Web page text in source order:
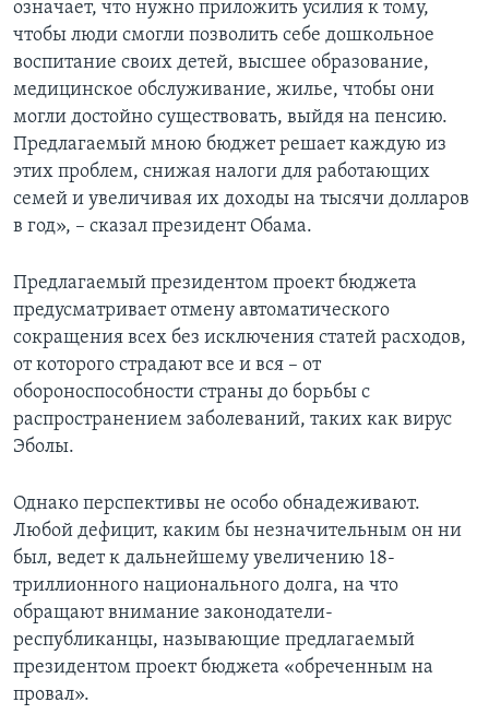
означает, что нужно приложить усилия к тому,
чтобы люди смогли позволить себе дошкольное
воспитание своих детей, высшее образование,
медицинское обслуживание, жилье, чтобы они
могли достойно существовать, выйдя на пенсию.
Предлагаемый мною бюджет решает каждую из
этих проблем, снижая налоги для работающих
семей и увеличивая их доходы на тысячи долларов
в год», – сказал президент Обама.
Предлагаемый президентом проект бюджета
предусматривает отмену автоматического
сокращения всех без исключения статей расходов,
от которого страдают все и вся – от
обороноспособности страны до борьбы с
распространением заболеваний, таких как вирус
Эболы.
Однако перспективы не особо обнадеживают.
Любой дефицит, каким бы незначительным он ни
был, ведет к дальнейшему увеличению 18-
триллионного национального долга, на что
обращают внимание законодатели-
республиканцы, называющие предлагаемый
президентом проект бюджета «обреченным на
провал».